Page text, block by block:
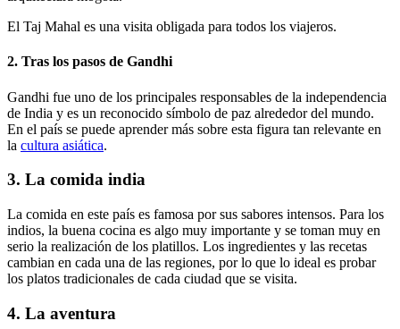
El Taj Mahal es una visita obligada para todos los viajeros.
2. Tras los pasos de Gandhi
Gandhi fue uno de los principales responsables de la independencia
de India y es un reconocido símbolo de paz alrededor del mundo.
En el país se puede aprender más sobre esta figura tan relevante en
la cultura asiática.
3. La comida india
La comida en este país es famosa por sus sabores intensos. Para los
indios, la buena cocina es algo muy importante y se toman muy en
serio la realización de los platillos. Los ingredientes y las recetas
cambian en cada una de las regiones, por lo que lo ideal es probar
los platos tradicionales de cada ciudad que se visita.
4. La aventura